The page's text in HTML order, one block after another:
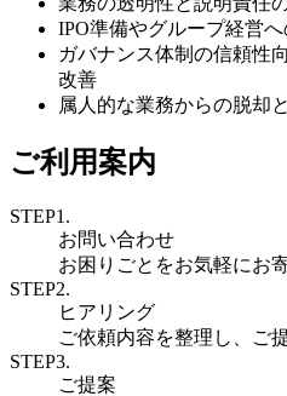
IPO準備やグループ経営
ガバナンス体制の信頼性
改善
属人的な業務からの脱却
ご利用案内
STEP1.
お問い合わせ
お困りごとをお気軽にお
STEP2.
ヒアリング
ご依頼内容を整理し、ご
STEP3.
ご提案